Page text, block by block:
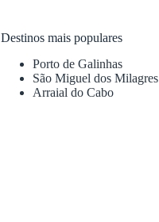
Destinos mais populares
Porto de Galinhas
São Miguel dos Milagres
Arraial do Cabo